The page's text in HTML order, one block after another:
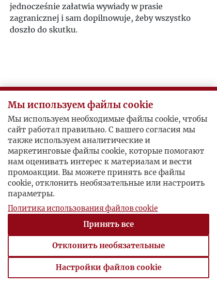
jednocześnie załatwia wywiady w prasie
zagranicznej i sam dopilnowuje, żeby wszystko
doszło do skutku.
Мы используем файлы cookie
Мы используем необходимые файлы cookie, чтобы
сайт работал правильно. С вашего согласия мы
также используем аналитические и
маркетинговые файлы cookie, которые помогают
нам оценивать интерес к материалам и вести
промоакции. Вы можете принять все файлы
cookie, отклонить необязательные или настроить
параметры.
Политика использования файлов cookie
Принять все
Отклонить необязательные
Настройки файлов cookie
Настройки файлов cookie